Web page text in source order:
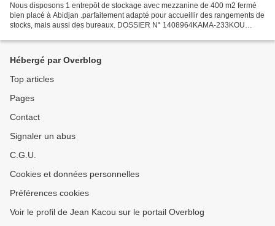
Nous disposons 1 entrepôt de stockage avec mezzanine de 400 m2 fermé
bien placé à Abidjan .parfaitement adapté pour accueillir des rangements de
stocks, mais aussi des bureaux. DOSSIER N° 1408964KAMA-233KOU
Hébergé par Overblog
Top articles
Pages
Contact
Signaler un abus
C.G.U.
Cookies et données personnelles
Préférences cookies
Voir le profil de Jean Kacou sur le portail Overblog